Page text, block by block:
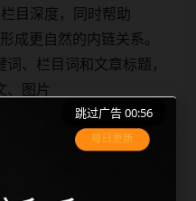
目深度，同时帮助
成更自然的内链关系。
、栏目词和文章标题，
、图片
跳过广告 00:56